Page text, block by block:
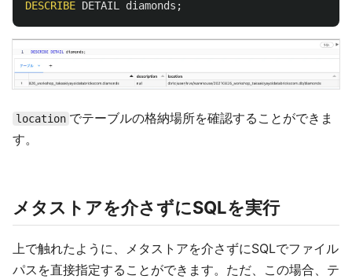
DESCRIBE DETAIL diamonds ;
location でテーブルの格納場所を確認することができま
す。
メタストアを介さずにSQLを実行
上で触れたように、メタストアを介さずにSQLでファイル
パスを直接指定することができます。ただ、この場合、テ